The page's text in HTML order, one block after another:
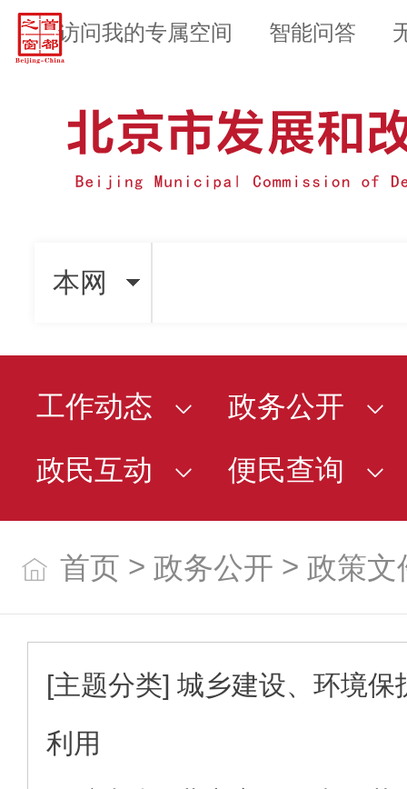
访问我的专属空间 智能问答
本网
工作动态
政务公开
政民互动
便民查询
首页 > 政务公开 > 政策文
[主题分类] 城乡建设、环境保
利用